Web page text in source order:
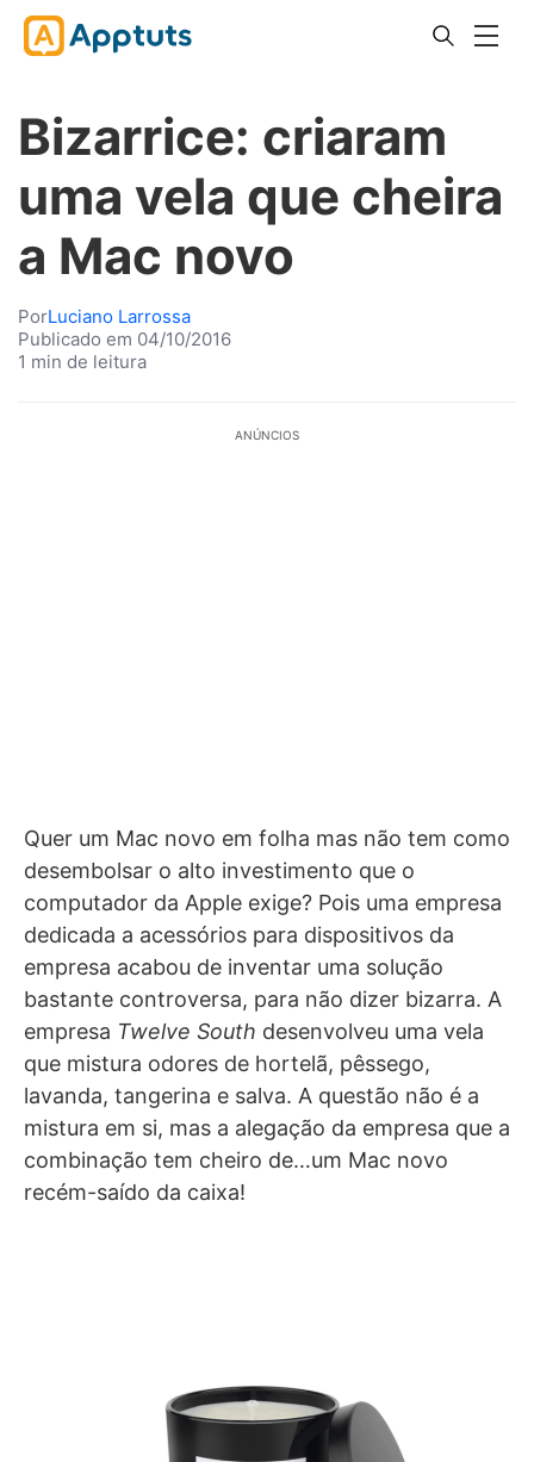
Bizarrice: criaram
uma vela que cheira
a Mac novo
PorLuciano Larrossa
Publicado em 04/10/2016
1 min de leitura
ANÚNCIOS
Quer um Mac novo em folha mas não tem como
desembolsar o alto investimento que o
computador da Apple exige? Pois uma empresa
dedicada a acessórios para dispositivos da
empresa acabou de inventar uma solução
bastante controversa, para não dizer bizarra. A
empresa Twelve South desenvolveu uma vela
que mistura odores de hortelã, pêssego,
lavanda, tangerina e salva. A questão não é a
mistura em si, mas a alegação da empresa que a
combinação tem cheiro de…um Mac novo
recém-saído da caixa!